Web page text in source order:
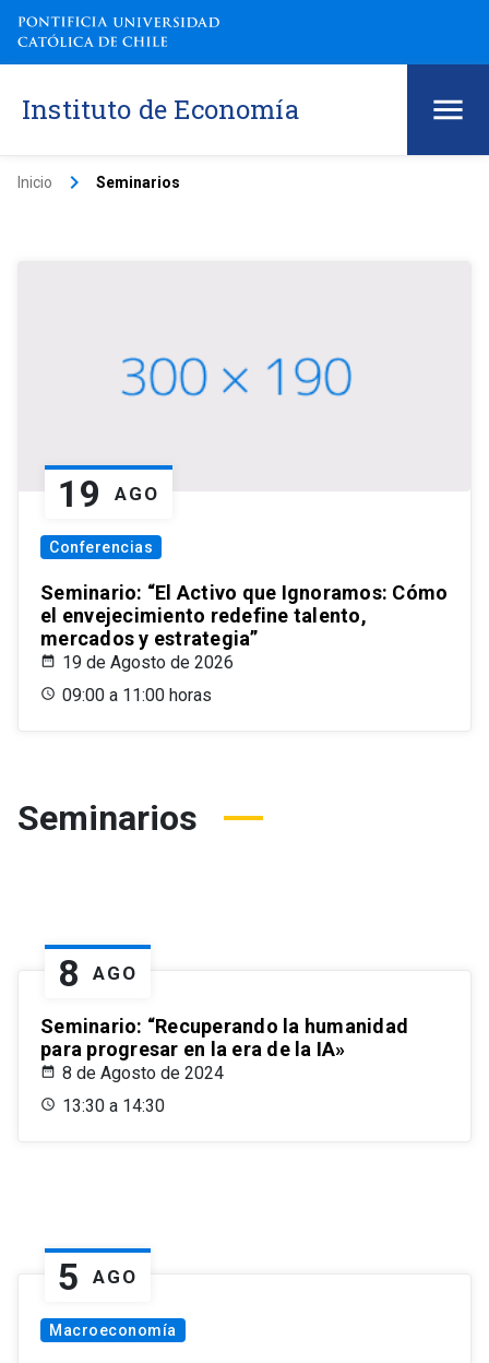
Instituto de Economía
Inicio keyboard_arrow_right Seminarios
19 AGO
Conferencias
Seminario: “El Activo que Ignoramos: Cómo
el envejecimiento redefine talento,
mercados y estrategia”
19 de Agosto de 2026
09:00 a 11:00 horas
Seminarios
8 AGO
Seminario: “Recuperando la humanidad
para progresar en la era de la IA»
8 de Agosto de 2024
13:30 a 14:30
5 AGO
Macroeconomía